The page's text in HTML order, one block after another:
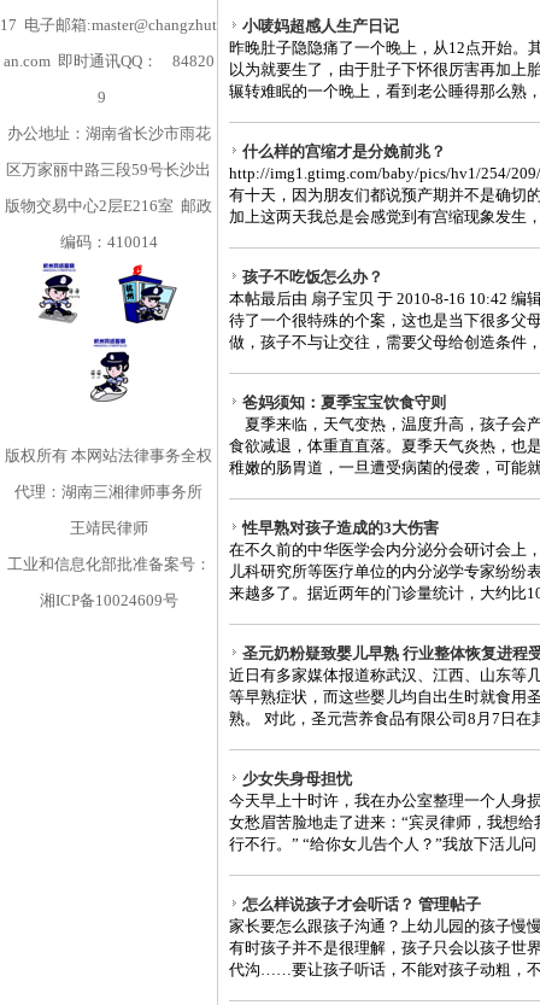
小唛妈超感人生产日记
昨晚肚子隐隐痛了一个晚上，从12点开始。
以为就要生了，由于肚子下怀很厉害再加上
辗转难眠的一个晚上，看到老公睡得那么熟
什么样的宫缩才是分娩前兆？
http://img1.gtimg.com/baby/pics/hv1/254/
有十天，因为朋友们都说预产期并不是确切
加上这两天我总是会感觉到有宫缩现象发生
孩子不吃饭怎么办？
本帖最后由 扇子宝贝 于 2010-8-16 10:42 编
待了一个很特殊的个案，这也是当下很多父
做，孩子不与让交往，需要父母给创造条件
爸妈须知：夏季宝宝饮食守则
夏季来临，天气变热，温度升高，孩子会
食欲减退，体重直直落。夏季天气炎热，也
稚嫩的肠胃道，一旦遭受病菌的侵袭，可能
性早熟对孩子造成的3大伤害
在不久前的中华医学会内分泌分会研讨会上
儿科研究所等医疗单位的内分泌学专家纷纷
来越多了。据近两年的门诊量统计，大约比
圣元奶粉疑致婴儿早熟 行业整体恢复进程
近日有多家媒体报道称武汉、江西、山东等
等早熟症状，而这些婴儿均自出生时就食用
熟。 对此，圣元营养食品有限公司8月7日在
少女失身母担忧
今天早上十时许，我在办公室整理一个人身
女愁眉苦脸地走了进来：“宾灵律师，我想
行不行。” “给你女儿告个人？”我放下活儿问
怎么样说孩子才会听话？ 管理帖子
家长要怎么跟孩子沟通？上幼儿园的孩子慢
有时孩子并不是很理解，孩子只会以孩子世
代沟……要让孩子听话，不能对孩子动粗，
17 电子邮箱:master@changzhut
an.com 即时通讯QQ：
84820
9
办公地址：湖南省长沙市雨花
区万家丽中路三段59号长沙出
版物交易中心2层E216室 邮政
编码：410014
版权所有 本网站法律事务全权
代理：湖南三湘律师事务所
王靖民律师
工业和信息化部批准备案号：
湘ICP备10024609号